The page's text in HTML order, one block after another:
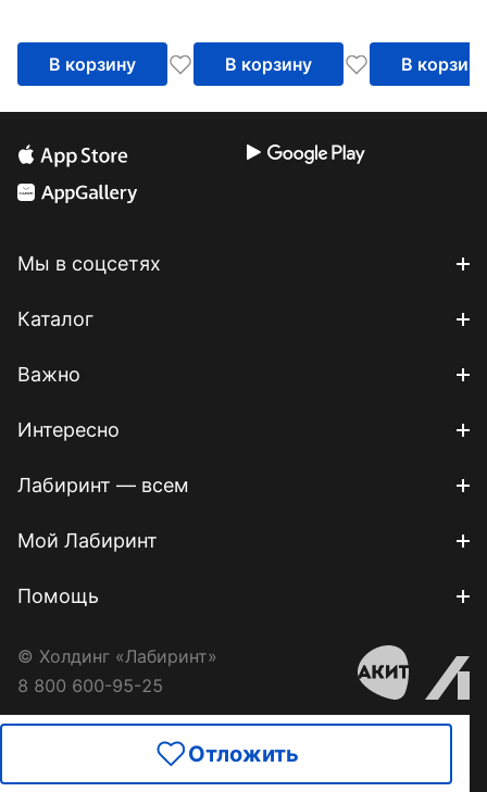
Отложить
В корзину В корзину В корзину
Мы в соцсетях
Каталог
Важно
Интересно
Лабиринт — всем
Мой Лабиринт
Помощь
© Холдинг «Лабиринт»
8 800 600-95-25